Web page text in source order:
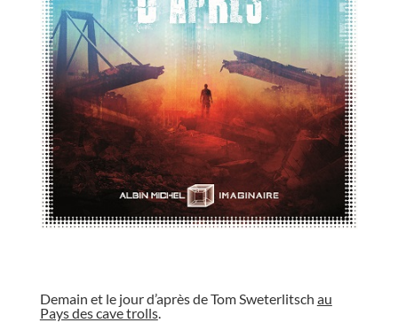
Demain et le jour d’après de Tom Sweterlitsch au
Pays des cave trolls.